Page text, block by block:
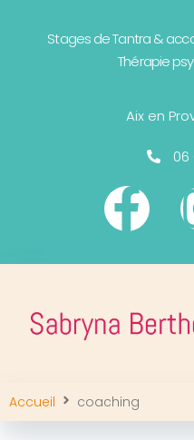
Stages de Tantra &
Thérapie
Aix en
06
Accueil coaching